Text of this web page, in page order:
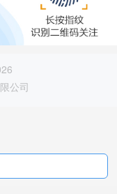
公司